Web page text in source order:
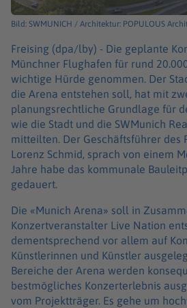
Bild: SWMUNICH / Architektur: POPULOUS
Freising (dpa/lby) - Die geplante
Münchner Flughafen für rund
wichtige Hürde genommen. Der
die Arena entstehen soll, hat mit
planungsrechtliche Grundlage für
wie die Stadt und die SWMunich
mitteilten. Der Geschäftsführer des
Lorenz Schmid, sprach von einem
Jahre habe das kommunale
gedauert.
Die «Munich Arena» soll in
Konzertveranstalter Live Nation
dementsprechend vor allem auf
Künstlerinnen und Künstler
Bereiche der Arena werden
bestmögliches Konzerterlebnis
vom Projektträger. Es gehe um